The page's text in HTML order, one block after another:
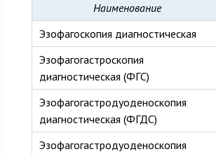
Наименование
Эзофагоскопия диагностическая
Эзофагогастроскопия
диагностическая (ФГС)
Эзофагогастродуоденоскопия
диагностическая (ФГДС)
Эзофагогастродуоденоскопия